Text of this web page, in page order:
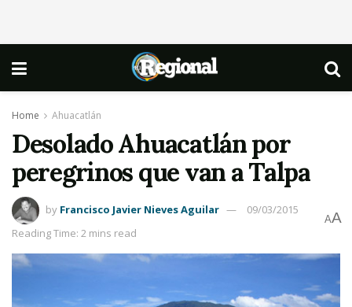
Home Ahuacatlán
Desolado Ahuacatlán por
peregrinos que van a Talpa
by Francisco Javier Nieves Aguilar
09/03/2015
Reading Time: 2 mins read
AA